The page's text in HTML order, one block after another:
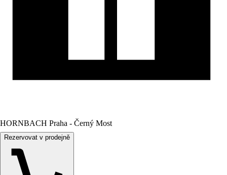
HORNBACH Praha - Černý Most
Rezervovat v prodejně